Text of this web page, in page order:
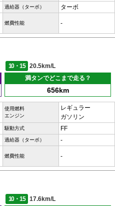
過給器（ターボ） ターボ
燃費性能 -
10・15
20.5km/L
満タンでどこまで走る？
656km
使用燃料
エンジン
レギュラー
ガソリン
駆動方式 FF
過給器（ターボ） -
燃費性能 -
10・15
17.6km/L